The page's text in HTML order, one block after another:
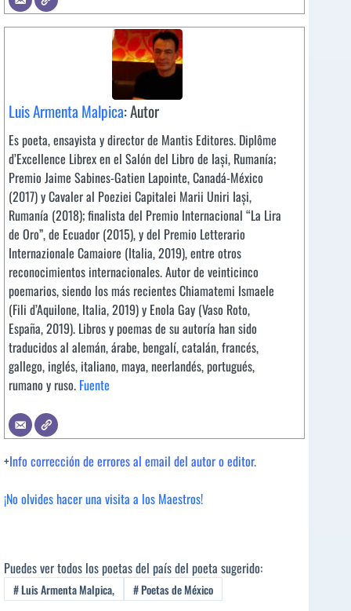
Luis Armenta Malpica: Autor
Es poeta, ensayista y director de Mantis Editores. Diplôme
d’Excellence Librex en el Salón del Libro de Iași, Rumanía;
Premio Jaime Sabines-Gatien Lapointe, Canadá-México
(2017) y Cavaler al Poeziei Capitalei Marii Uniri Iași,
Rumanía (2018); finalista del Premio Internacional “La Lira
de Oro”, de Ecuador (2015), y del Premio Letterario
Internazionale Camaiore (Italia, 2019), entre otros
reconocimientos internacionales. Autor de veinticinco
poemarios, siendo los más recientes Chiamatemi Ismaele
(Fili d’Aquilone, Italia, 2019) y Enola Gay (Vaso Roto,
España, 2019). Libros y poemas de su autoría han sido
traducidos al alemán, árabe, bengalí, catalán, francés,
gallego, inglés, italiano, maya, neerlandés, portugués,
rumano y ruso. Fuente
+Info corrección de errores al email del autor o editor.
¡No olvides hacer una visita a los Maestros!
Puedes ver todos los poetas del país del poeta sugerido:
#Luis Armenta Malpica, #Poetas de México